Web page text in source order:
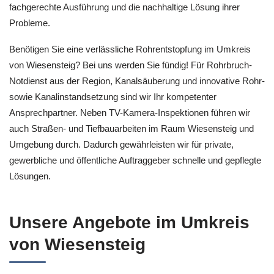
fachgerechte Ausführung und die nachhaltige Lösung ihrer
Probleme.
Benötigen Sie eine verlässliche Rohrentstopfung im Umkreis
von Wiesensteig? Bei uns werden Sie fündig! Für Rohrbruch-
Notdienst aus der Region, Kanalsäuberung und innovative Rohr-
sowie Kanalinstandsetzung sind wir Ihr kompetenter
Ansprechpartner. Neben TV-Kamera-Inspektionen führen wir
auch Straßen- und Tiefbauarbeiten im Raum Wiesensteig und
Umgebung durch. Dadurch gewährleisten wir für private,
gewerbliche und öffentliche Auftraggeber schnelle und gepflegte
Lösungen.
Unsere Angebote im Umkreis
von Wiesensteig